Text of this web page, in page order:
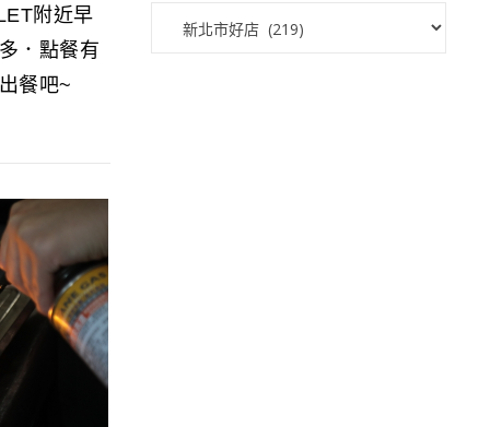
附近早
．點餐有
餐吧~